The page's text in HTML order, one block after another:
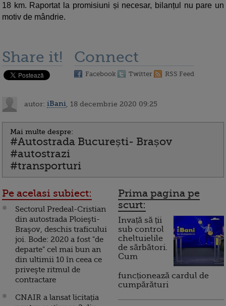
18 km. Raportat la promisiuni și necesar, bilanțul nu pare un
motiv de mândrie.
Share it! Connect
Facebook Twitter RSS Feed
autor: iBani , 18 decembrie 2020 09:25
Mai multe despre:
#Autostrada București- Brașov
#autostrazi
#transporturi
Pe acelasi subiect:
Sectorul Predeal-Cristian
din autostrada Ploieşti-
Braşov, deschis traficului
joi. Bode: 2020 a fost "de
departe" cel mai bun an
din ultimii 10 în ceea ce
priveşte ritmul de
contractare
CNAIR a lansat licitația
Prima pagina pe
scurt:
Invață să ții
sub control
cheltuielile
de sărbători.
Cum
funcționează cardul de
cumpărături